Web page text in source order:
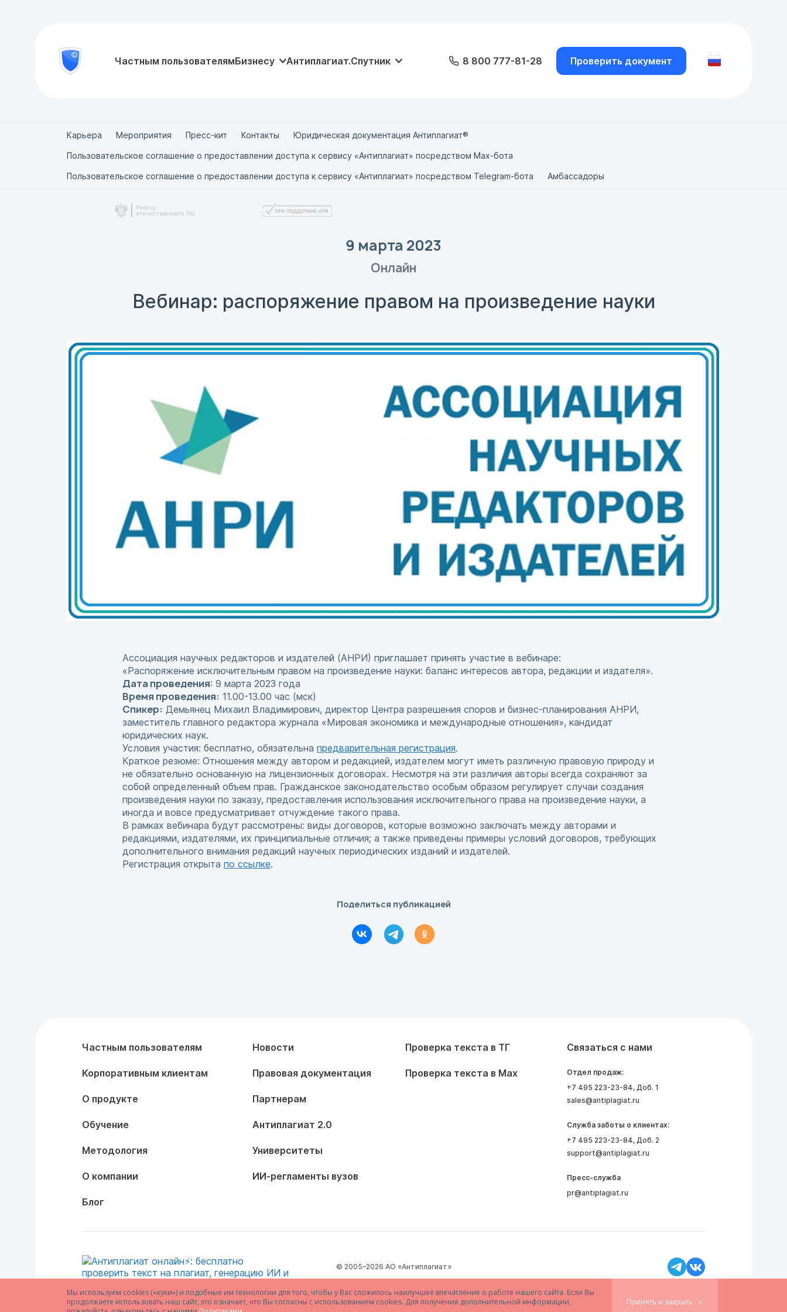
Мы используем cookies («куки») и подобные им технологии для того, чтобы у Вас сложилось наилучшее впечатление о работе нашего сайта. Если Вы
продолжаете использовать наш сайт, это означает, что Вы согласны с использованием cookies. Для получения дополнительной информации,
Принять и закрыть
Проверить
Частным пользователямБизнесу Антиплагиат.Спутник
8
8 800 777-81-28 Проверить документ
Карьера Мероприятия Пресс-кит Контакты Юридическая документация Антиплагиат®
Пользовательское соглашение о предоставлении доступа к сервису «Антиплагиат» посредством Max-бота
Пользовательское соглашение о предоставлении доступа к сервису «Антиплагиат» посредством Telegram-бота Амбассадоры
9 марта 2023
Онлайн
Вебинар: распоряжение правом на произведение науки
Ассоциация научных редакторов и издателей (АНРИ) приглашает принять участие в вебинаре:
«Распоряжение исключительным правом на произведение науки: баланс интересов автора, редакции и издателя».
Дата проведения: 9 марта 2023 года
Время проведения: 11.00-13.00 час (мск)
Спикер: Демьянец Михаил Владимирович, директор Центра разрешения споров и бизнес-планирования АНРИ,
заместитель главного редактора журнала «Мировая экономика и международные отношения», кандидат
юридических наук.
Условия участия: бесплатно, обязательна предварительная регистрация.
Краткое резюме: Отношения между автором и редакцией, издателем могут иметь различную правовую природу и
не обязательно основанную на лицензионных договорах. Несмотря на эти различия авторы всегда сохраняют за
собой определенный объем прав. Гражданское законодательство особым образом регулирует случаи создания
произведения науки по заказу, предоставления использования исключительного права на произведение науки, а
иногда и вовсе предусматривает отчуждение такого права.
В рамках вебинара будут рассмотрены: виды договоров, которые возможно заключать между авторами и
редакциями, издателями, их принципиальные отличия; а также приведены примеры условий договоров, требующих
дополнительного внимания редакций научных периодических изданий и издателей.
Регистрация открыта по ссылке.
Поделиться публикацией
Частным пользователям
Корпоративным клиентам
О продукте
Обучение
Методология
О компании
Блог
Новости
Правовая документация
Партнерам
Антиплагиат 2.0
Университеты
ИИ-регламенты вузов
Проверка текста в ТГ
Проверка текста в Max
Связаться с нами
Отдел продаж:
+7 495 223-23-84, Доб. 1
sales@antiplagiat.ru
Служба заботы о клиентах:
+7 495 223-23-84, Доб. 2
support@antiplagiat.ru
Пресс-служба
pr@antiplagiat.ru
© 2005–2026 АО «Антиплагиат»